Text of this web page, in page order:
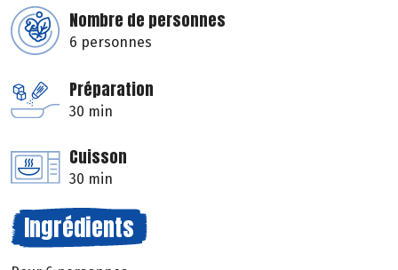
Nombre de personnes
6 personnes
Préparation
30 min
Cuisson
30 min
Ingrédients